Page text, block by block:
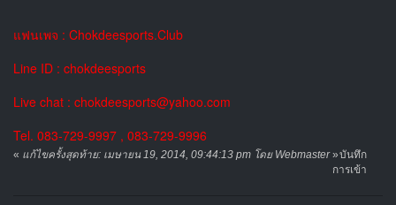
แฟนเพจ : Chokdeesports.Club
Line ID : chokdeesports
Live chat : chokdeesports@yahoo.com
Tel. 083-729-9997 , 083-729-9996
« แก้ไขครั้งสุดท้าย: เมษายน 19, 2014, 09:44:13 pm โดย Webmaster»บันทึก
การเข้า